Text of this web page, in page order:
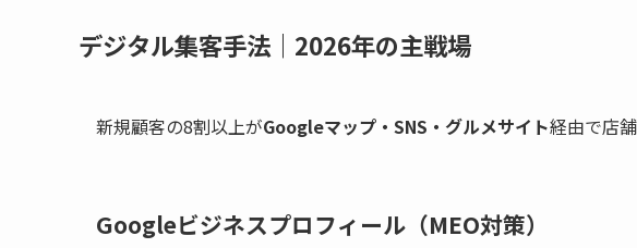
デジタル集客手法｜2026年の主戦場
新規顧客の8割以上がGoogleマップ・SNS・グルメサイト経由で店
Googleビジネスプロフィール（MEO対策）